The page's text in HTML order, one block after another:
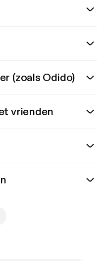
(zoals Odido)
vrienden